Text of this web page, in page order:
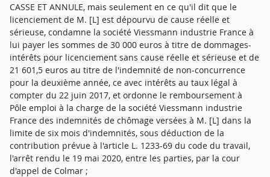
CASSE ET ANNULE, mais seulement en ce qu'il dit que le
licenciement de M. [L] est dépourvu de cause réelle et
sérieuse, condamne la société Viessmann industrie France à
lui payer les sommes de 30 000 euros à titre de dommages-
intérêts pour licenciement sans cause réelle et sérieuse et de
21 601,5 euros au titre de l'indemnité de non-concurrence
pour la deuxième année, ce avec intérêts au taux légal à
compter du 22 juin 2017, et ordonne le remboursement à
Pôle emploi à la charge de la société Viessmann industrie
France des indemnités de chômage versées à M. [L] dans la
limite de six mois d'indemnités, sous déduction de la
contribution prévue à l'article L. 1233-69 du code du travail,
l'arrêt rendu le 19 mai 2020, entre les parties, par la cour
d'appel de Colmar ;